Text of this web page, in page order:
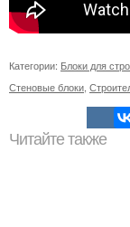
Категории: Блоки для
Стеновые блоки
Читайте также